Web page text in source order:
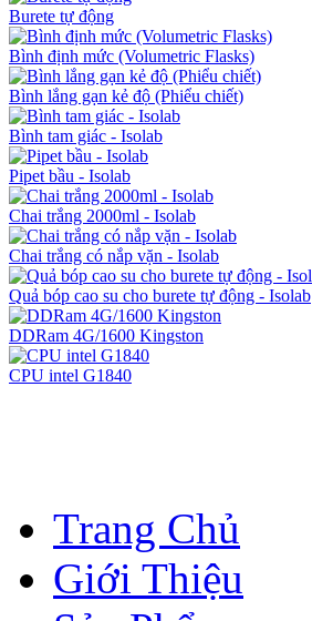
Burete tự động
Bình định mức (Volumetric Flasks)
Bình lắng gạn kẻ độ (Phiểu chiết)
Bình tam giác - Isolab
Pipet bầu - Isolab
Chai trắng 2000ml - Isolab
Chai trắng có nắp vặn - Isolab
Quả bóp cao su cho burete tự động - Isolab
DDRam 4G/1600 Kingston
CPU intel G1840
Trang Chủ
Giới Thiệu